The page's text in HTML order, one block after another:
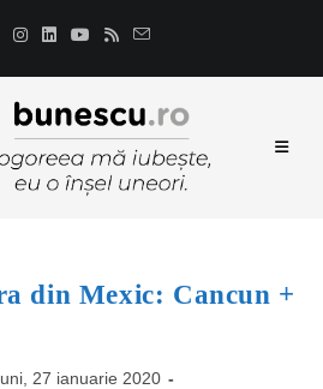
din Mexic: Cancun +
27 ianuarie 2020